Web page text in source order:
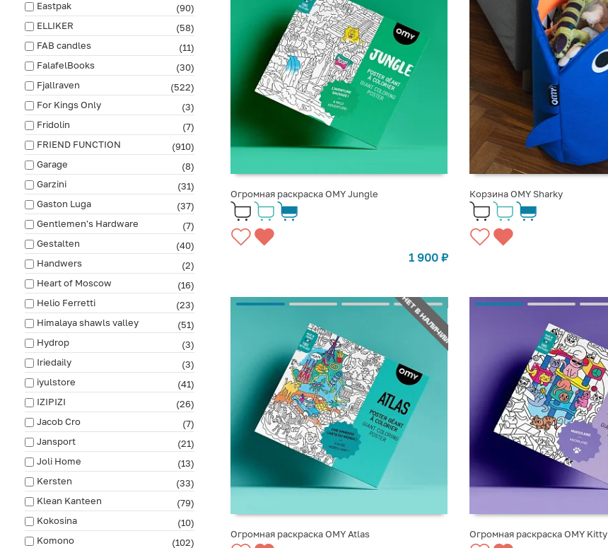
Eastpak
(90)
ELLIKER
(58)
FAB сandles
(11)
FalafelBooks
(30)
Fjallraven
(522)
For Kings Only
(3)
Fridolin
(7)
FRIEND FUNCTION
(910)
Garage
(8)
Garzini
(31)
Gaston Luga
(37)
Gentlemen's Hardware
(7)
Gestalten
(40)
Handwers
(2)
Heart of Moscow
(16)
Helio Ferretti
(23)
Himalaya shawls valley
(51)
Hydrop
(3)
Iriedaily
(3)
iyulstore
(41)
IZIPIZI
(26)
Jacob Cro
(7)
Jansport
(21)
Joli Home
(13)
Kersten
(33)
Klean Kanteen
(79)
Kokosina
(10)
Komono
(102)
Огромная раскраска OMY Jungle
1 900 ₽
Корзина OMY Sharky
НЕТ В НАЛИЧИИ
Огромная раскраска OMY Atlas Огромная раскраска OMY Kitty